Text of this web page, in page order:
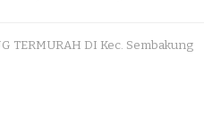
TERMURAH DI Kec. Sembakung